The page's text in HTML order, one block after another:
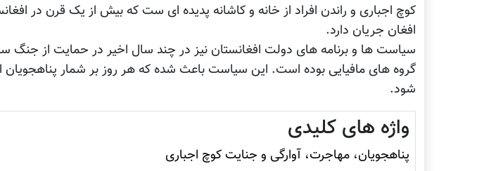
کوچ اجباری و راندن افراد از خانه و کاشانه پدیده ای ست که بیش از یک قرن در
افغان جریان دارد.
سیاست ها و برنامه های دولت افغانستان نیز در چند سال اخیر در حمایت از جنگ
گروه های مافیایی بوده است. این سیاست باعث شده که هر روز بر شمار پناهجویان
شود.
واژه های کلیدی
پناهجویان، مهاجرت، آوارگی و جنایت کوچ اجباری